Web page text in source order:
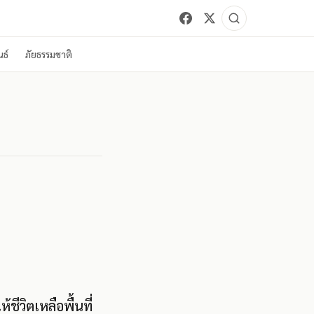
ธ์ ภัยธรรมชาติ
ห้ชีวิตเหลือพื้นที่